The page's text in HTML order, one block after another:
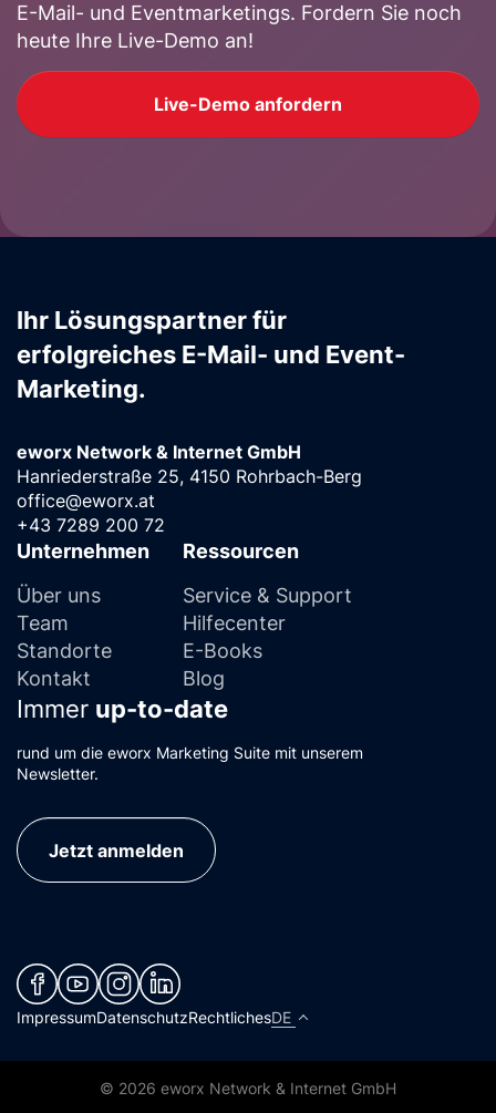
E-Mail- und Eventmarketings. Fordern Sie noch
heute Ihre Live-Demo an!
Live-Demo anfordern
Ihr Lösungspartner für
erfolgreiches E-Mail- und Event-
Marketing.
eworx Network & Internet GmbH
Hanriederstraße 25, 4150 Rohrbach-Berg
office@eworx.at
+43 7289 200 72
Unternehmen
Über uns
Team
Standorte
Kontakt
Ressourcen
Service & Support
Hilfecenter
E-Books
Blog
Immer up-to-date
rund um die eworx Marketing Suite mit unserem
Newsletter.
Jetzt anmelden
(neues Fenster)
(neues Fenster)
(neues Fenster)
(neues Fenster)
ImpressumDatenschutzRechtlichesDE
© 2026 eworx Network & Internet GmbH